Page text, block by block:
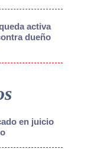
activa
dueño
en juicio